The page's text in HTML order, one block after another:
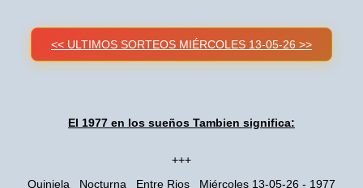
<< ULTIMOS SORTEOS MIÉRCOLES 13-05-26 >>
El 1977 en los sueños Tambien significa:
+++
Quiniela Nocturna Entre Rios Miércoles 13-05-26 - 1977